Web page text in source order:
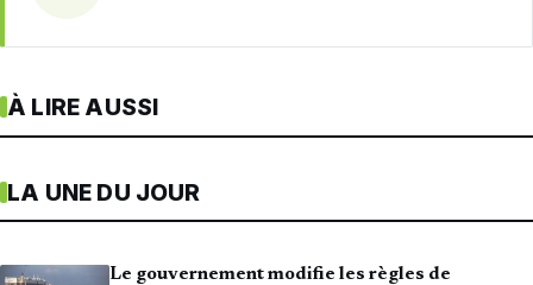
À LIRE AUSSI
LA UNE DU JOUR
Le gouvernement modifie les règles de